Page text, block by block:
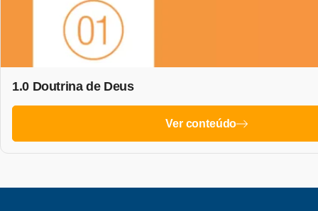
1.0 Doutrina de Deus
Ver conteúdo